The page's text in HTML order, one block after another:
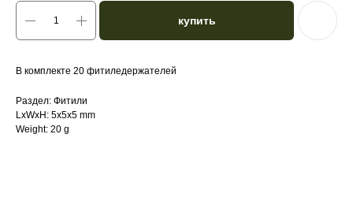
купить
В комплекте 20 фитиледержателей
Раздел: Фитили
LxWxH: 5x5x5 mm
Weight: 20 g